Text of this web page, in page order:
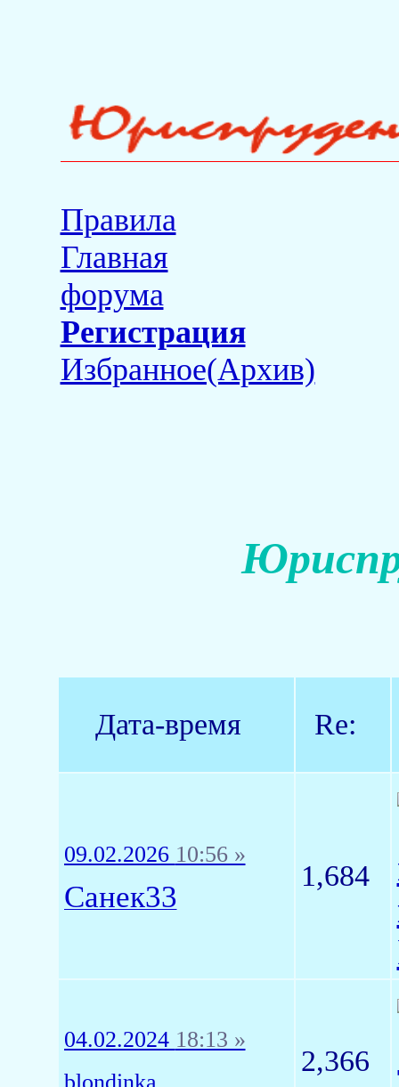
Правила
Главная
форума
Регистрация
Избранное(Архив)
Дата-время Re:
09.02.2026 10:56 »
Санек33
1,684
04.02.2024 18:13 »
2,366